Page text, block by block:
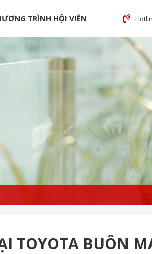
TRÌNH HỘI VIÊN
TOYOTA BUÔN